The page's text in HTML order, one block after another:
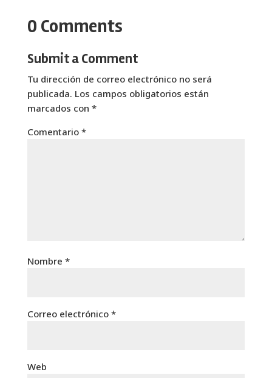
0 Comments
Submit a Comment
Tu dirección de correo electrónico no será
publicada. Los campos obligatorios están
marcados con *
Comentario *
Nombre *
Correo electrónico *
Web